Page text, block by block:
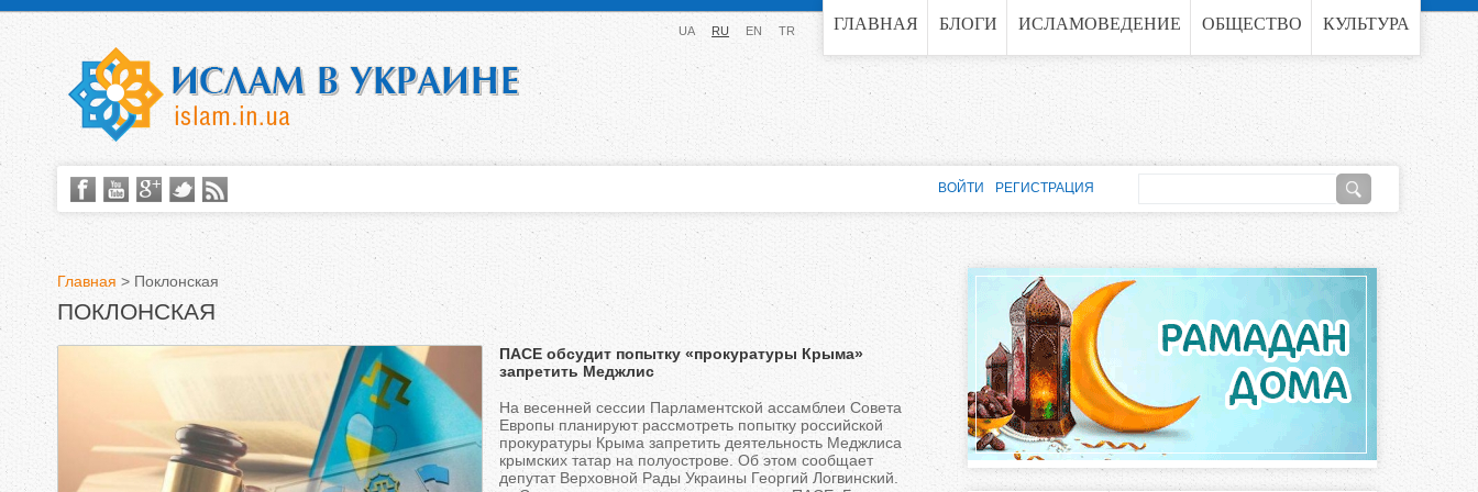
Jump to navigation ГЛАВНАЯ БЛОГИ ИСЛАМОВЕДЕНИЕ ОБЩЕСТВО КУЛЬТУРА
UA RU EN TR
В
Главная > Поклонская
ПОКЛОНСКАЯ
ПАСЕ обсудит попытку «прокуратуры Крыма»
запретить Меджлис
На весенней сессии Парламентской ассамблеи Совета
Европы планируют рассмотреть попытку российской
прокуратуры Крыма запретить деятельность Меджлиса
крымских татар на полуострове. Об этом сообщает
депутат Верховной Рады Украины Георгий Логвинский.
Ф
о
а
п
о
ВОЙТИ РЕГИСТРАЦИЯ